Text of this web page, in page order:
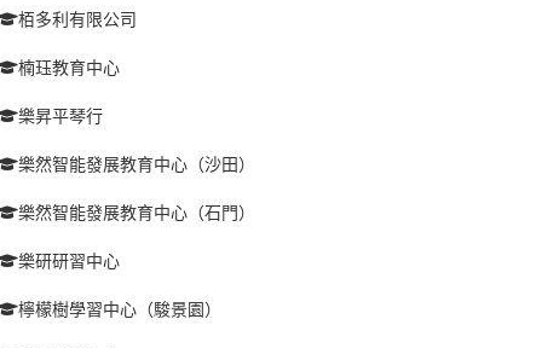
栢多利有限公司
楠珏教育中心
樂昇平琴行
樂然智能發展教育中心（沙田）
樂然智能發展教育中心（石門）
樂研研習中心
檸檬樹學習中心（駿景園）